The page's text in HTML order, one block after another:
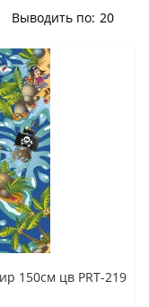
Выводить по: 20
150см цв PRT-219